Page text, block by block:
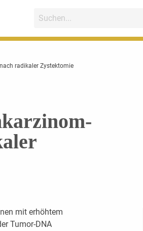
radikaler Zystektomie
mit erhöhtem
Tumor-DNA